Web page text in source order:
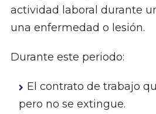
actividad laboral durante
una enfermedad o lesión.
Durante este periodo:
El contrato de trabajo
pero no se extingue.